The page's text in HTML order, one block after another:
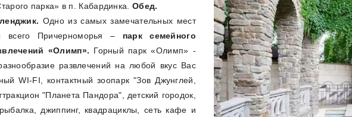
парка» в п. Кабардинка. Обед.
Одно из самых замечательных мест
всего Причерноморья – парк семейного
«Олимп». Горный парк «Олимп» -
развлечений на любой вкус Вас
WI-FI, контактный зоопарк "Зов Джунглей,
"Планета Пандора", детский городок,
джиппинг, квадрациклы, сеть кафе и